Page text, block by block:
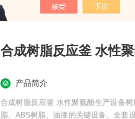
合成树脂反应釜 水性
产品简介
合成树脂反应釜 水性聚氨酯生产设备
脂、ABS树脂、油漆的关键设备。全套